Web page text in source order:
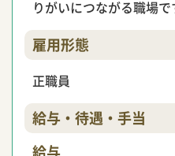
りがいにつながる職場で
雇用形態
正職員
給与・待遇・手当
給与